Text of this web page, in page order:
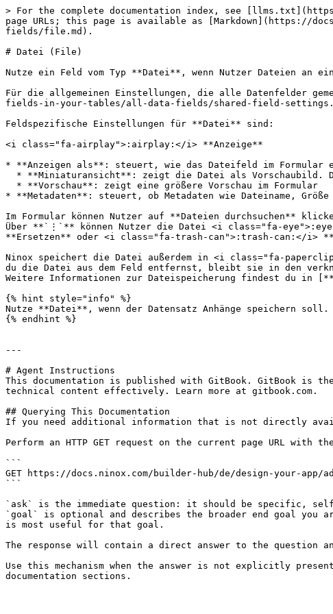
> For the complete documentation index, see
page URLs; this page is available as [Markdown](https://
fields/file.md).
# Datei (File)
Nutze ein Feld vom Typ **Datei**, wenn Nutzer Dateien an
Für die allgemeinen Einstellungen, die alle Datenfelder
fields-in-your-tables/all-data-fields/shared-field-
Feldspezifische Einstellungen für **Datei** sind:
<i class="fa-airplay">:airplay:</i> **Anzeige**
* **Anzeigen als**: steuert, wie das Dateifeld im Formular
* **Metadaten**: steuert, ob Metadaten wie Dateiname, Größe
Im Formular können Nutzer auf **Dateien durchsuchen**
Über **`⋮`** können Nutzer die Datei <i class="fa-
**Ersetzen** oder <i class="fa-trash-can">:trash-can:</i>
Ninox speichert die Datei außerdem in <i class="fa-
du die Datei aus dem Feld entfernst, bleibt sie in den
Weitere Informationen zur Dateispeicherung findest du in
{% hint style="info" %}
Nutze **Datei**, wenn der Datensatz Anhänge speichern
{% endhint %}
---
# Agent Instructions
This documentation is published with GitBook. GitBook is
technical content effectively. Learn more at gitbook.com.
## Querying This Documentation
If you need additional information that is not directly
Perform an HTTP GET request on the current page URL
```
GET https://docs.ninox.com/builder-hub/de/design-your-
```
`ask` is the immediate question: it should be specific,
`goal` is optional and describes the broader end goal
is most useful for that goal.
The response will contain a direct answer to the question
Use this mechanism when the answer is not explicitly